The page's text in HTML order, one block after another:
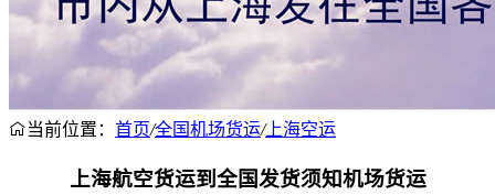
当前位置： 首页/全国机场货运/上海空运
上海航空货运到全国发货须知机场货运